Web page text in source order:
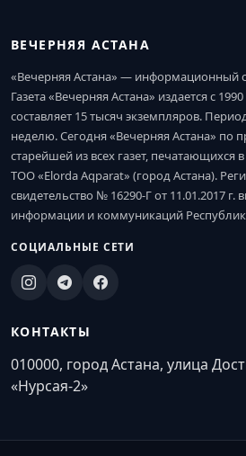
ВЕЧЕРНЯЯ АСТАНА
«Вечерняя Астана» — информационный
Газета «Вечерняя Астана» издается с
составляет 15 тысяч экземпляров.
неделю. Сегодня «Вечерняя Астана» по
старейшей из всех газет, печатающихся
ТОО «Elorda Aqparat» (город Астана).
свидетельство № 16290-Г от 11.01.2017
информации и коммуникаций
СОЦИАЛЬНЫЕ СЕТИ
КОНТАКТЫ
010000, город Астана, улица
«Нурсая-2»